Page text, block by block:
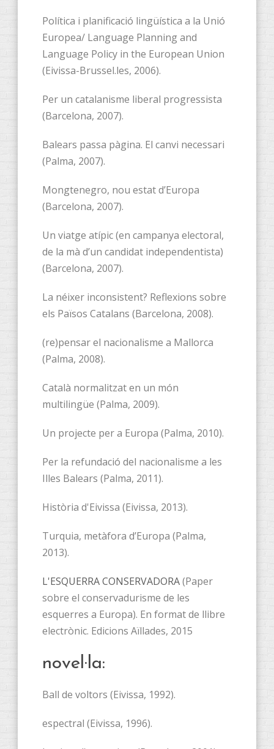
Política i planificació lingüística a la Unió
Europea/ Language Planning and
Language Policy in the European Union
(Eivissa-Brussel.les, 2006).
Per un catalanisme liberal progressista
(Barcelona, 2007).
Balears passa pàgina. El canvi necessari
(Palma, 2007).
Mongtenegro, nou estat d’Europa
(Barcelona, 2007).
Un viatge atípic (en campanya electoral,
de la mà d’un candidat independentista)
(Barcelona, 2007).
La néixer inconsistent? Reflexions sobre
els Països Catalans (Barcelona, 2008).
(re)pensar el nacionalisme a Mallorca
(Palma, 2008).
Català normalitzat en un món
multilingüe (Palma, 2009).
Un projecte per a Europa (Palma, 2010).
Per la refundació del nacionalisme a les
Illes Balears (Palma, 2011).
Història d'Eivissa (Eivissa, 2013).
Turquia, metàfora d’Europa (Palma,
2013).
L'ESQUERRA CONSERVADORA(Paper
sobre el conservadurisme de les
esquerres a Europa). En format de llibre
electrònic. Edicions Aïllades, 2015
novel·la:
Ball de voltors (Eivissa, 1992).
espectral (Eivissa, 1996).